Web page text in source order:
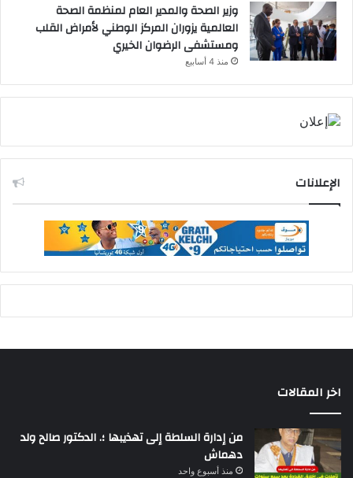
وزير الصحة والمدير العام لمنظمة الصحة
العالمية يزوران المركز الوطني لأمراض القلب
ومستشفى الرضوان الخيري
منذ 4 أسابيع
الإعلانات
اخر المقالات
من إدارة السلطة إلى تهذيبها ؛. الدكتور صالح ولد
دهماش
منذ أسبوع واحد